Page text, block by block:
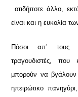
οτιδήποτε άλλο,
είναι και η ευκολία
Πόσοι απ’ τους
τραγουδιστές, που
μπορούν να
ηπειρώτικο